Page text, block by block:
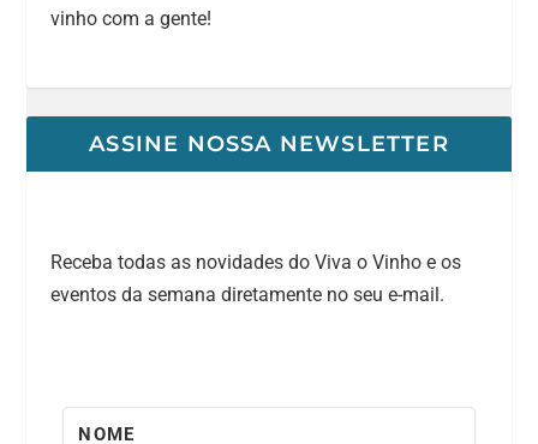
vinho com a gente!
ASSINE NOSSA NEWSLETTER
Receba todas as novidades do Viva o Vinho e os
eventos da semana diretamente no seu e-mail.